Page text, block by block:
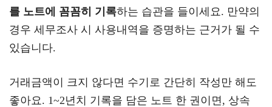
를 노트에 꼼꼼히 기록하는 습관을 들이세요. 만약의
경우 세무조사 시 사용내역을 증명하는 근거가 될 수
있습니다.
거래금액이 크지 않다면 수기로 간단히 작성만 해도
좋아요. 1~2년치 기록을 담은 노트 한 권이면, 상속